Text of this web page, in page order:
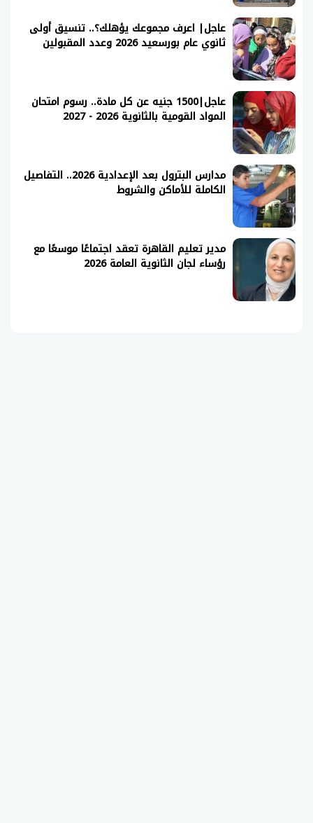
عاجل| اعرف مجموعك يؤهلك؟.. تنسيق أولى
ثانوي عام بورسعيد 2026 وعدد المقبولين
عاجل|1500 جنيه عن كل مادة.. رسوم امتحان
المواد القومية بالثانوية 2026 - 2027
مدارس البترول بعد الإعدادية 2026.. التفاصيل
الكاملة للأماكن والشروط
مدير تعليم القاهرة تعقد اجتماعًا موسعًا مع
رؤساء لجان الثانوية العامة 2026